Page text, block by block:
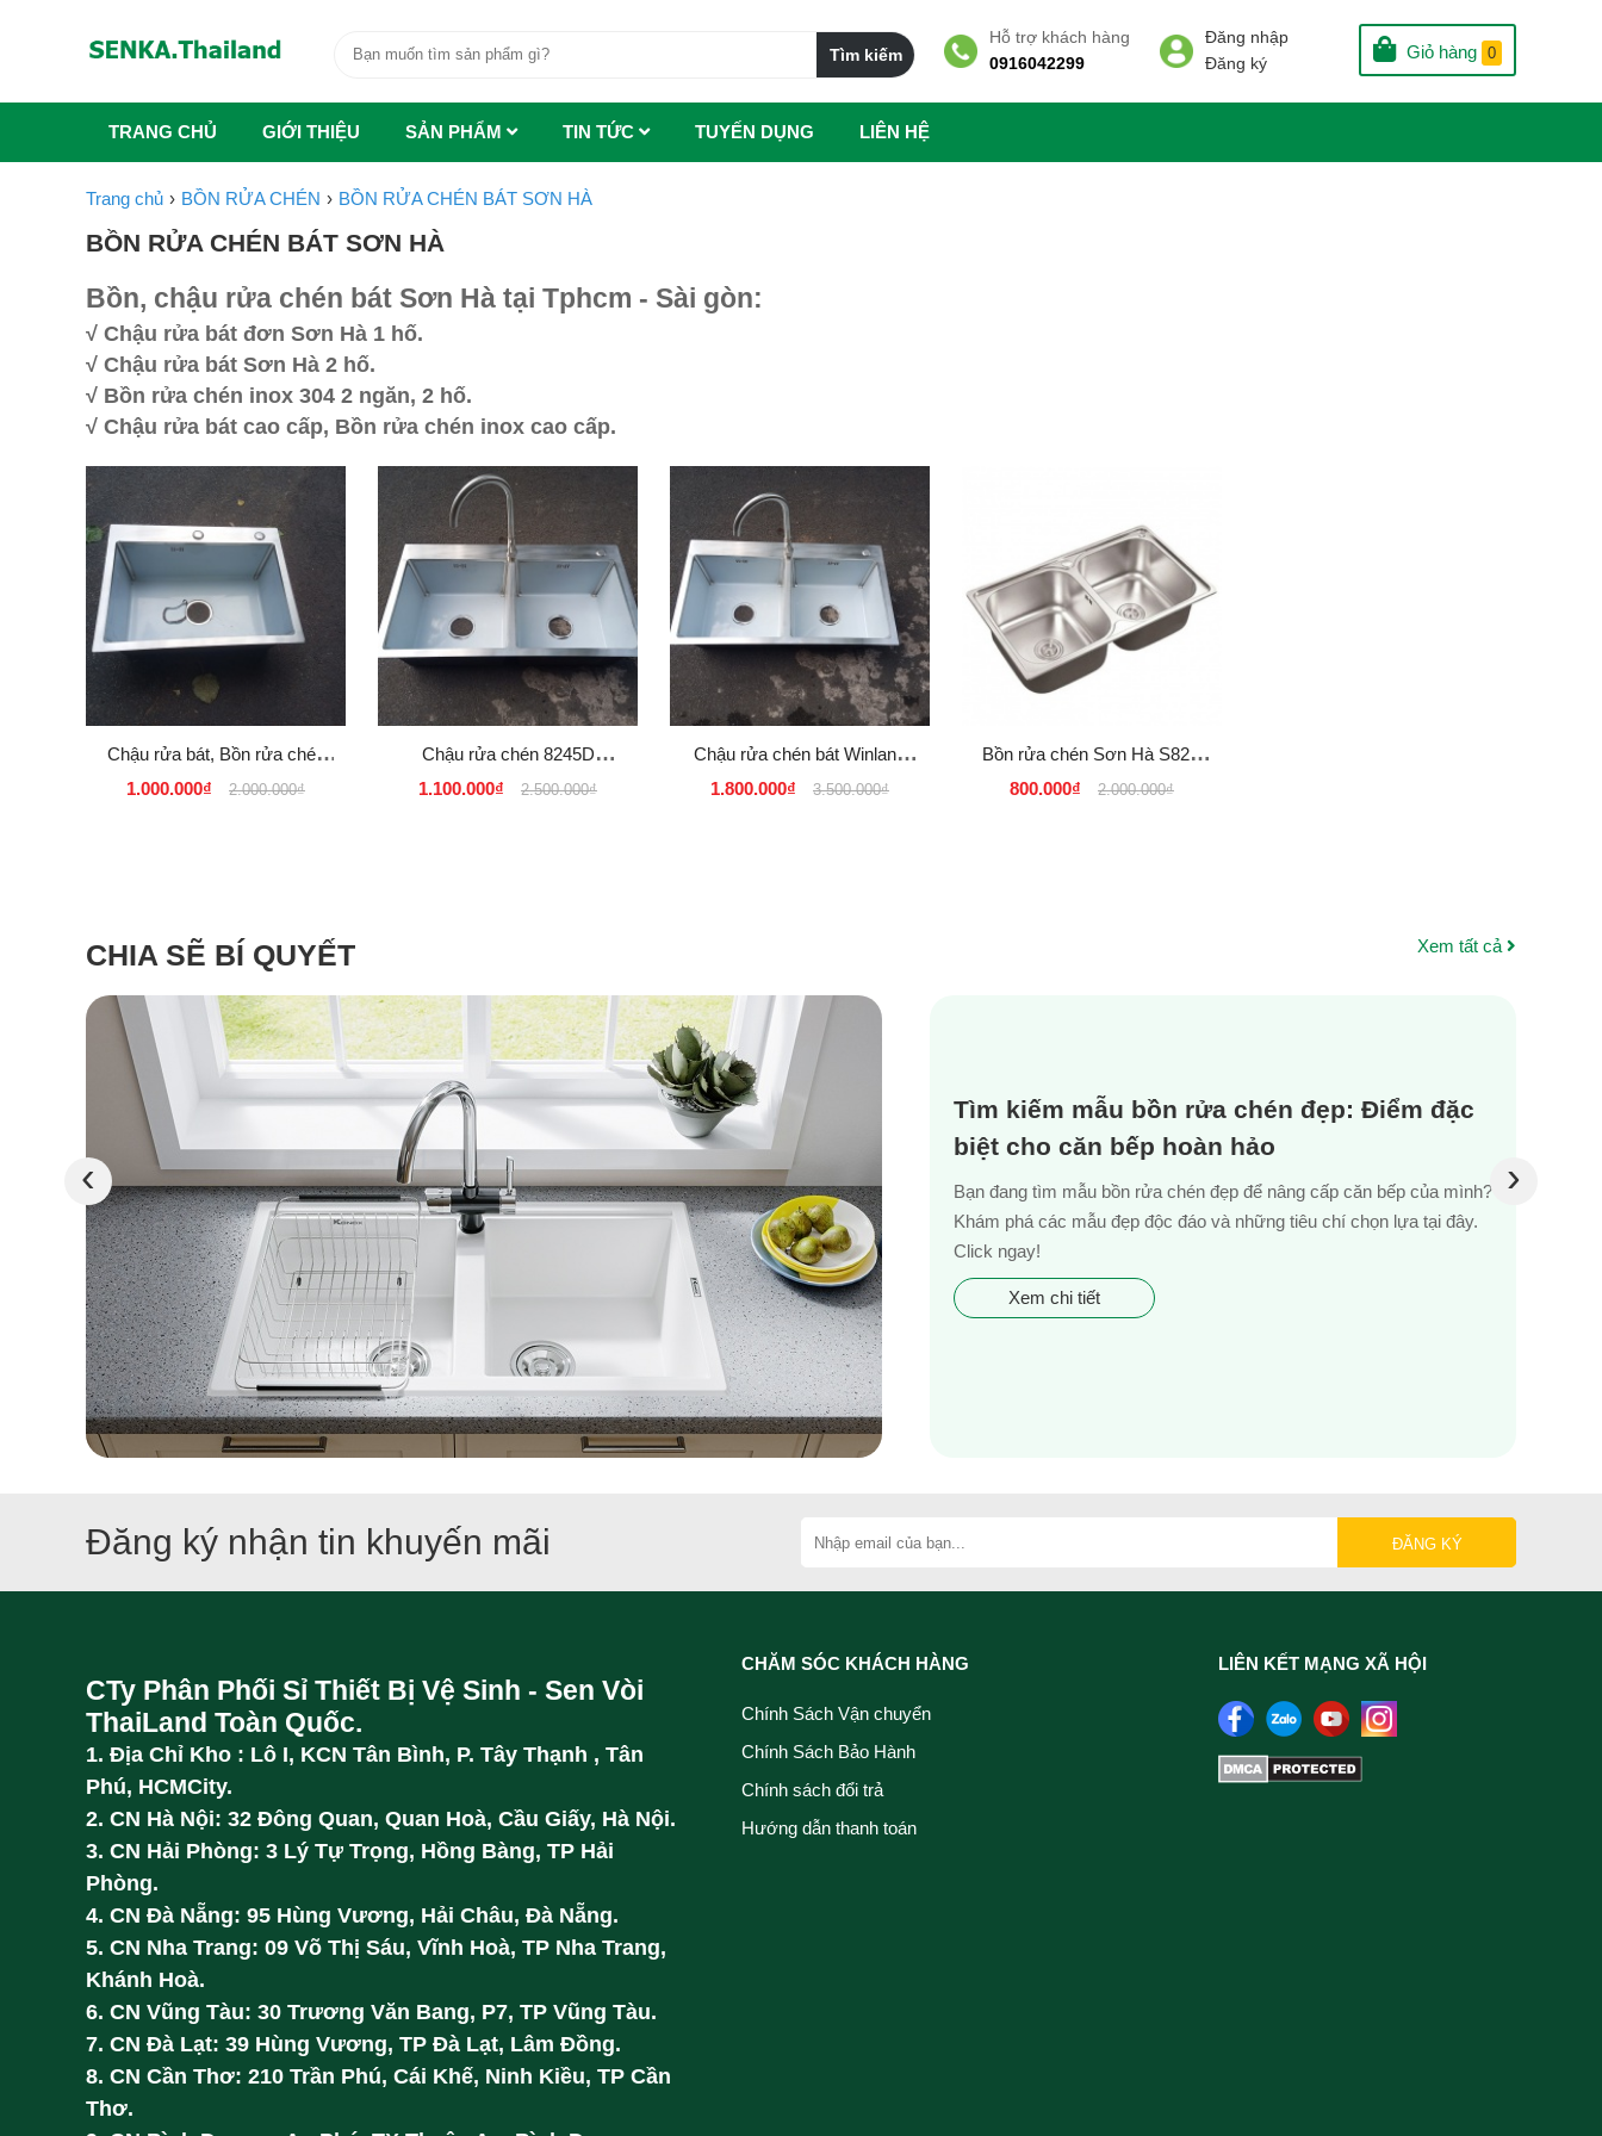
Giỏ hàng 0
Đăng nhập
Đăng ký
Hỗ trợ khách hàng
0916042299
TRANG CHỦ GIỚI THIỆU SẢN PHẨM TIN TỨC TUYẾN DỤNG LIÊN HỆ
Trang chủ BỒN RỬA CHÉN BỒN RỬA CHÉN BÁT SƠN HÀ
BỒN RỬA CHÉN BÁT SƠN HÀ
Bồn, chậu rửa chén bát Sơn Hà tại Tphcm - Sài gòn:
√ Chậu rửa bát đơn Sơn Hà 1 hố.
√ Chậu rửa bát Sơn Hà 2 hố.
√ Bồn rửa chén inox 304 2 ngăn, 2 hố.
√ Chậu rửa bát cao cấp, Bồn rửa chén inox cao cấp.
Chậu rửa bát, Bồn rửa chén
Sơn Hà INOX SUS 304 1
1.000.000₫ 2.000.000₫
Chậu rửa chén 8245D
Sumika
1.100.000₫ 2.500.000₫
Chậu rửa chén bát Winland
C61
1.800.000₫ 3.500.000₫
Bồn rửa chén Sơn Hà S82D
Inox SUS 304 2 ngăn, hộc
800.000₫ 2.000.000₫
CHIA SẼ BÍ QUYẾT Xem tất cả
Tìm kiếm mẫu bồn rửa chén đẹp: Điểm đặc
biệt cho căn bếp hoàn hảo
Bạn đang tìm mẫu bồn rửa chén đẹp để nâng cấp căn bếp của mình?
Khám phá các mẫu đẹp độc đáo và những tiêu chí chọn lựa tại đây.
Click ngay!
Xem chi tiết
‹ ›
Đăng ký nhận tin khuyến mãi
CTy Phân Phối Sỉ Thiết Bị Vệ Sinh - Sen Vòi
ThaiLand Toàn Quốc.
1. Địa Chỉ Kho : Lô I, KCN Tân Bình, P. Tây Thạnh , Tân
Phú, HCMCity.
2. CN Hà Nội: 32 Đông Quan, Quan Hoà, Cầu Giấy, Hà Nội.
3. CN Hải Phòng: 3 Lý Tự Trọng, Hồng Bàng, TP Hải
Phòng.
4. CN Đà Nẵng: 95 Hùng Vương, Hải Châu, Đà Nẵng.
5. CN Nha Trang: 09 Võ Thị Sáu, Vĩnh Hoà, TP Nha Trang,
Khánh Hoà.
6. CN Vũng Tàu: 30 Trương Văn Bang, P7, TP Vũng Tàu.
7. CN Đà Lạt: 39 Hùng Vương, TP Đà Lạt, Lâm Đồng.
8. CN Cần Thơ: 210 Trần Phú, Cái Khế, Ninh Kiều, TP Cần
Thơ.
CHĂM SÓC KHÁCH HÀNG
Chính Sách Vận chuyển
Chính Sách Bảo Hành
Chính sách đổi trả
Hướng dẫn thanh toán
LIÊN KẾT MẠNG XÃ HỘI